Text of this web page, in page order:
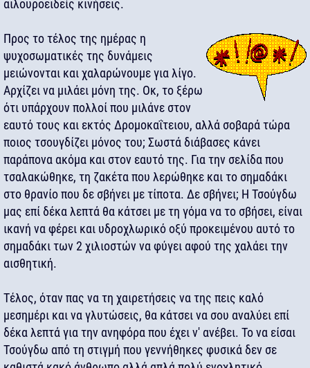
αιλουροειδείς κινήσεις.
Προς το τέλος της ημέρας η
ψυχοσωματικές της δυνάμεις
μειώνονται και χαλαρώνουμε για λίγο.
Αρχίζει να μιλάει μόνη της. Οκ, το ξέρω
ότι υπάρχουν πολλοί που μιλάνε στον
εαυτό τους και εκτός Δρομοκαΐτειου, αλλά σοβαρά τώρα
ποιος τσουγδίζει μόνος του; Σωστά διάβασες κάνει
παράπονα ακόμα και στον εαυτό της. Για την σελίδα που
τσαλακώθηκε, τη ζακέτα που λερώθηκε και το σημαδάκι
στο θρανίο που δε σβήνει με τίποτα. Δε σβήνει; Η Τσούγδω
μας επί δέκα λεπτά θα κάτσει με τη γόμα να το σβήσει, είναι
ικανή να φέρει και υδροχλωρικό οξύ προκειμένου αυτό το
σημαδάκι των 2 χιλιοστών να φύγει αφού της χαλάει την
αισθητική.
Τέλος, όταν πας να τη χαιρετήσεις να της πεις καλό
μεσημέρι και να γλυτώσεις, θα κάτσει να σου αναλύει επί
δέκα λεπτά για την ανηφόρα που έχει ν' ανέβει. Το να είσαι
Τσούγδω από τη στιγμή που γεννήθηκες φυσικά δεν σε